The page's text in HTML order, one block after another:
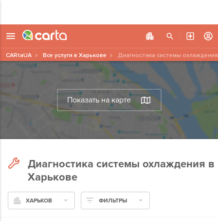
Показать на карте
CARtaUA Все услуги в Харькове Диагностика системы охлаждения
Диагностика системы охлаждения в
Харькове
ХАРЬКОВ ФИЛЬТРЫ